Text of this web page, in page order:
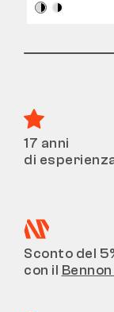
17 anni
di
Sconto del
con il